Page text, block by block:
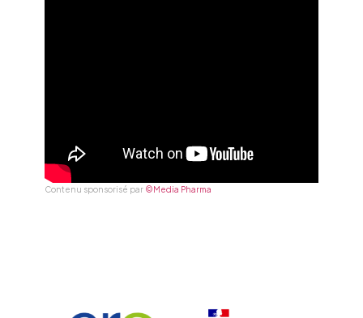
Contenu sponsorisé par ©Media Pharma